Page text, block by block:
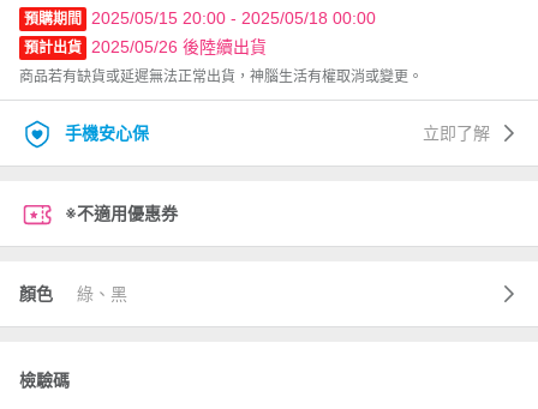
預購期間 2025/05/15 20:00 - 2025/05/18 00:00
預計出貨 2025/05/26 後陸續出貨
商品若有缺貨或延遲無法正常出貨，神腦生活有權取消或變更。
手機安心保 立即了解
※不適用優惠券
顏色 綠、黑
檢驗碼